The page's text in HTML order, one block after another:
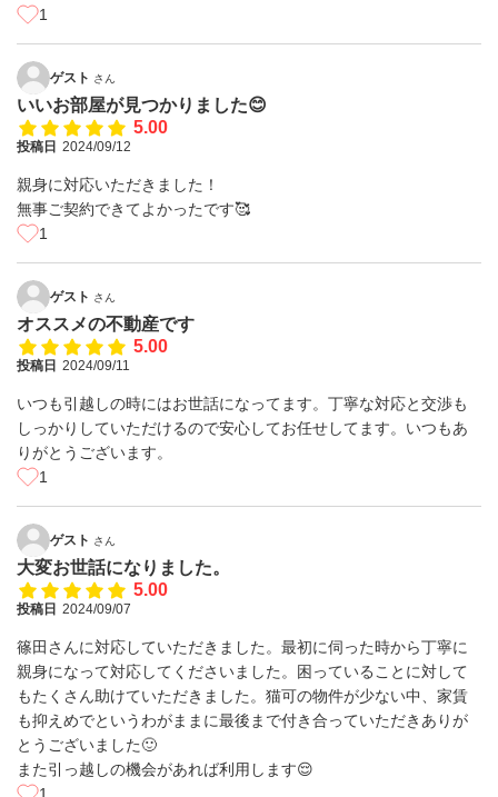
1
ゲスト さん
いいお部屋が見つかりました😊
5.00
投稿日 2024/09/12
親身に対応いただきました！
無事ご契約できてよかったです🥰
1
ゲスト さん
オススメの不動産です
5.00
投稿日 2024/09/11
いつも引越しの時にはお世話になってます。丁寧な対応と交渉も
しっかりしていただけるので安心してお任せしてます。いつもあ
りがとうございます。
1
ゲスト さん
大変お世話になりました。
5.00
投稿日 2024/09/07
篠田さんに対応していただきました。最初に伺った時から丁寧に
親身になって対応してくださいました。困っていることに対して
もたくさん助けていただきました。猫可の物件が少ない中、家賃
も抑えめでというわがままに最後まで付き合っていただきありが
とうございました🙂
また引っ越しの機会があれば利用します😌